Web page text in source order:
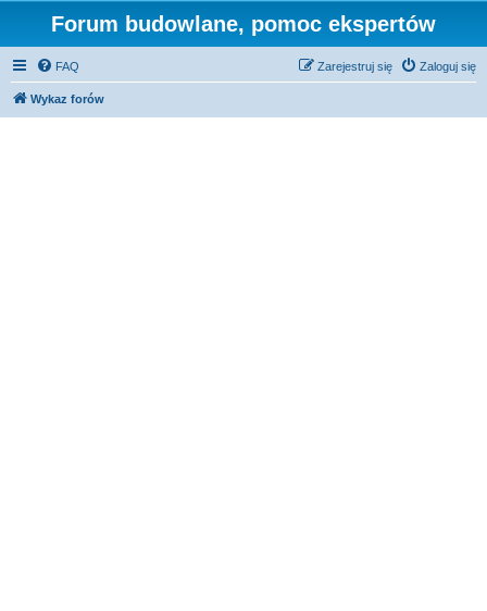
Forum budowlane, pomoc ekspertów
FAQ Zaloguj się
Zarejestruj się
Wykaz forów